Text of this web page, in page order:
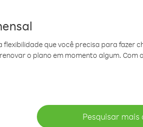
flexibilidade que você precisa para fazer
o plano em momento algum.
Pesquisar mais